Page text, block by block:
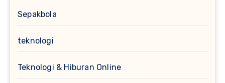
Sepakbola
teknologi
Teknologi & Hiburan Online